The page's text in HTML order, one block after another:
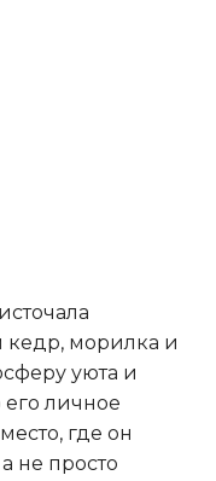
кедр, морилка и
уюта и
его личное
где он
не просто